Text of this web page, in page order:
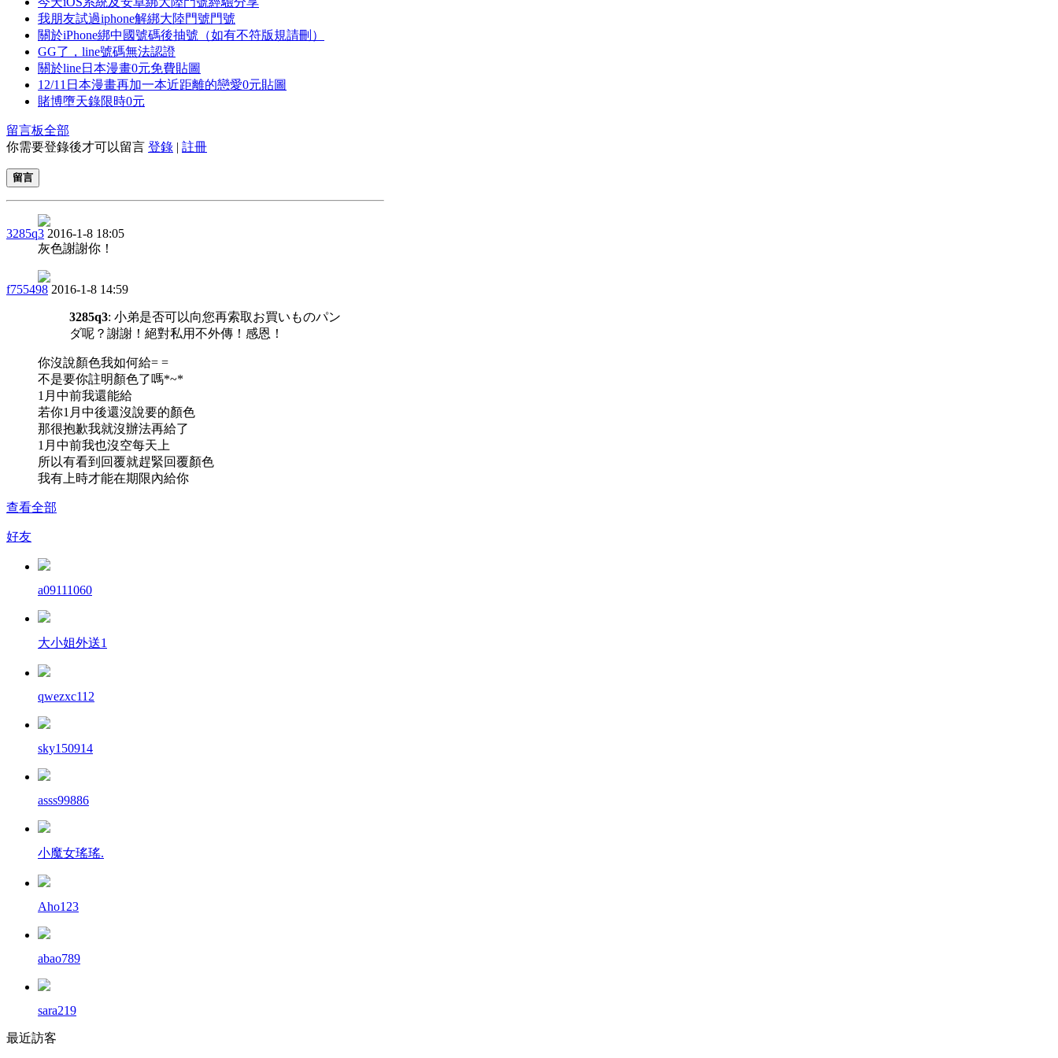
我朋友試過iphone解綁大陸門號門號
關於iPhone綁中國號碼後抽號（如有不符版規請刪）
GG了，line號碼無法認證
關於line日本漫畫0元免費貼圖
12/11日本漫畫再加一本近距離的戀愛0元貼圖
賭博墮天錄限時0元
留言板全部
你需要登錄後才可以留言 登錄 | 註冊
留言
3285q3 2016-1-8 18:05
灰色謝謝你！
f755498 2016-1-8 14:59
3285q3: 小弟是否可以向您再索取お買いものパン
ダ呢？謝謝！絕對私用不外傳！感恩！
你沒說顏色我如何給= =
不是要你註明顏色了嗎*~*
1月中前我還能給
若你1月中後還沒說要的顏色
那很抱歉我就沒辦法再給了
1月中前我也沒空每天上
所以有看到回覆就趕緊回覆顏色
我有上時才能在期限內給你
查看全部
好友
a09111060
大小姐外送1
qwezxc112
sky150914
asss99886
小魔女瑤瑤.
Aho123
abao789
sara219
最近訪客